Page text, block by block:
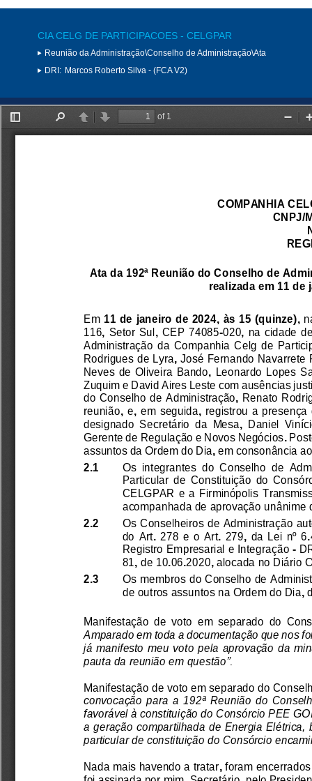
CIA CELG DE PARTICIPACOES - CELGPAR
Reunião da Administração\Conselho de Administração\Ata
DRI: Marcos Roberto Silva - (FCA V2)